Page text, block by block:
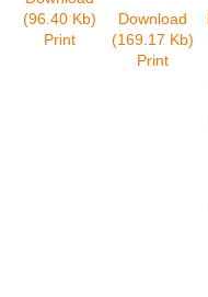
(96.40 Kb)
Print
Download
(169.17 Kb)
Print